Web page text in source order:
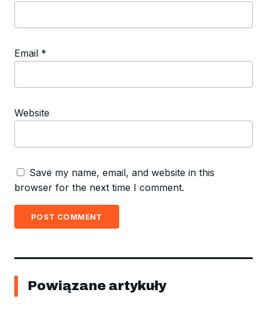
Email *
Website
Save my name, email, and website in this
browser for the next time I comment.
POST COMMENT
Powiązane artykuły